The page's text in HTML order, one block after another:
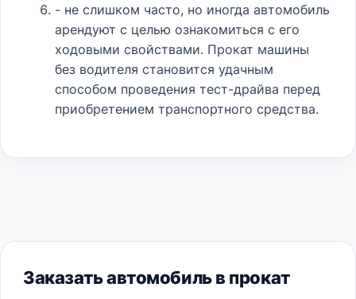
- не слишком часто, но иногда автомобиль
арендуют с целью ознакомиться с его
ходовыми свойствами. Прокат машины
без водителя становится удачным
способом проведения тест-драйва перед
приобретением транспортного средства.
Заказать автомобиль в прокат